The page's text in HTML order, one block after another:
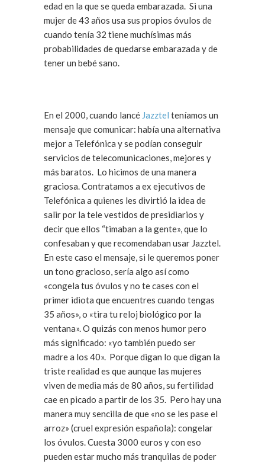
edad en la que se queda embarazada. Si una
mujer de 43 años usa sus propios óvulos de
cuando tenía 32 tiene muchísimas más
probabilidades de quedarse embarazada y de
tener un bebé sano.
En el 2000, cuando lancé Jazztel teníamos un
mensaje que comunicar: había una alternativa
mejor a Telefónica y se podían conseguir
servicios de telecomunicaciones, mejores y
más baratos. Lo hicimos de una manera
graciosa. Contratamos a ex ejecutivos de
Telefónica a quienes les divirtió la idea de
salir por la tele vestidos de presidiarios y
decir que ellos “timaban a la gente», que lo
confesaban y que recomendaban usar Jazztel.
En este caso el mensaje, si le queremos poner
un tono gracioso, sería algo así como
«congela tus óvulos y no te cases con el
primer idiota que encuentres cuando tengas
35 años», o «tira tu reloj biológico por la
ventana». O quizás con menos humor pero
más significado: «yo también puedo ser
madre a los 40». Porque digan lo que digan la
triste realidad es que aunque las mujeres
viven de media más de 80 años, su fertilidad
cae en picado a partir de los 35. Pero hay una
manera muy sencilla de que «no se les pase el
arroz» (cruel expresión española): congelar
los óvulos. Cuesta 3000 euros y con eso
pueden estar mucho más tranquilas de poder